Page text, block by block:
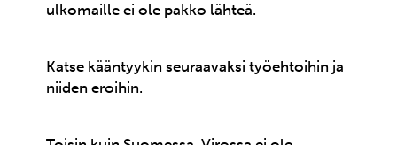
ulkomaille ei ole pakko lähteä.
Katse kääntyykin seuraavaksi työehtoihin ja
niiden eroihin.